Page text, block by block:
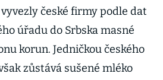
české firmy podle dat
úřadu do Srbska masné
korun. Jedničkou českého
zůstává sušené mléko